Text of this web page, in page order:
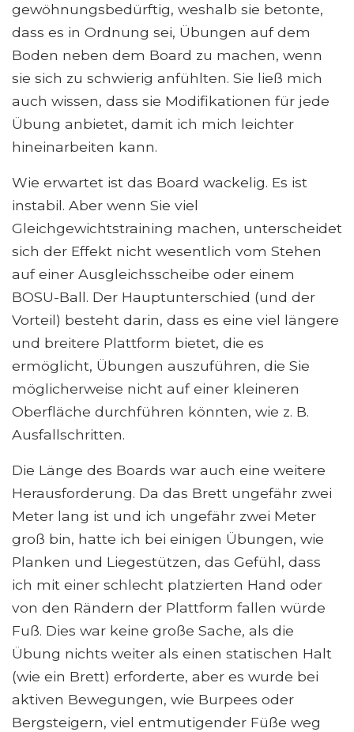
gewöhnungsbedürftig, weshalb sie betonte,
dass es in Ordnung sei, Übungen auf dem
Boden neben dem Board zu machen, wenn
sie sich zu schwierig anfühlten. Sie ließ mich
auch wissen, dass sie Modifikationen für jede
Übung anbietet, damit ich mich leichter
hineinarbeiten kann.
Wie erwartet ist das Board wackelig. Es ist
instabil. Aber wenn Sie viel
Gleichgewichtstraining machen, unterscheidet
sich der Effekt nicht wesentlich vom Stehen
auf einer Ausgleichsscheibe oder einem
BOSU-Ball. Der Hauptunterschied (und der
Vorteil) besteht darin, dass es eine viel längere
und breitere Plattform bietet, die es
ermöglicht, Übungen auszuführen, die Sie
möglicherweise nicht auf einer kleineren
Oberfläche durchführen könnten, wie z. B.
Ausfallschritten.
Die Länge des Boards war auch eine weitere
Herausforderung. Da das Brett ungefähr zwei
Meter lang ist und ich ungefähr zwei Meter
groß bin, hatte ich bei einigen Übungen, wie
Planken und Liegestützen, das Gefühl, dass
ich mit einer schlecht platzierten Hand oder
von den Rändern der Plattform fallen würde
Fuß. Dies war keine große Sache, als die
Übung nichts weiter als einen statischen Halt
(wie ein Brett) erforderte, aber es wurde bei
aktiven Bewegungen, wie Burpees oder
Bergsteigern, viel entmutigender Füße weg